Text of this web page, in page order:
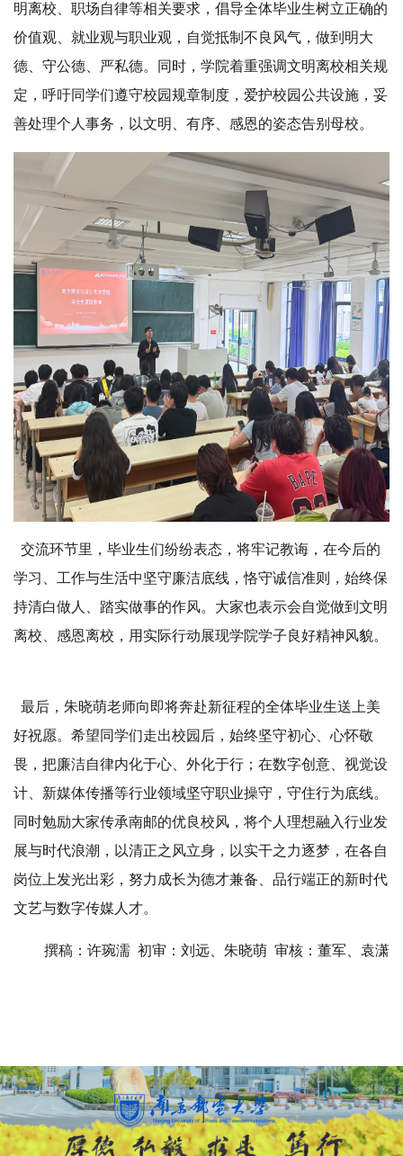
明离校、职场自律等相关要求，倡导全体毕业生树立正确的
价值观、就业观与职业观，自觉抵制不良风气，做到明大
德、守公德、严私德。同时，学院着重强调文明离校相关规
定，呼吁同学们遵守校园规章制度，爱护校园公共设施，妥
善处理个人事务，以文明、有序、感恩的姿态告别母校。
交流环节里，毕业生们纷纷表态，将牢记教诲，在今后的
学习、工作与生活中坚守廉洁底线，恪守诚信准则，始终保
持清白做人、踏实做事的作风。大家也表示会自觉做到文明
离校、感恩离校，用实际行动展现学院学子良好精神风貌。
最后，朱晓萌老师向即将奔赴新征程的全体毕业生送上美
好祝愿。希望同学们走出校园后，始终坚守初心、心怀敬
畏，把廉洁自律内化于心、外化于行；在数字创意、视觉设
计、新媒体传播等行业领域坚守职业操守，守住行为底线。
同时勉励大家传承南邮的优良校风，将个人理想融入行业发
展与时代浪潮，以清正之风立身，以实干之力逐梦，在各自
岗位上发光出彩，努力成长为德才兼备、品行端正的新时代
文艺与数字传媒人才。
撰稿：许琬濡 初审：刘远、朱晓萌 审核：董军、袁潇